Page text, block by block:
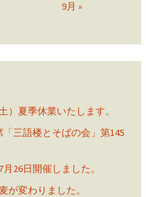
9月 »
）夏季休業いたします。
三語楼とそばの会」第145
26日開催しました。
が変わりました。